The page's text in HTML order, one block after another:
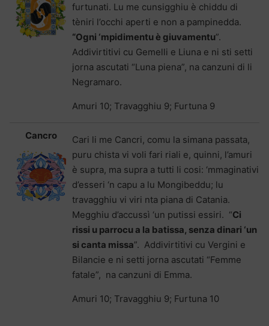
furtunati. Lu me cunsigghiu è chiddu di
tèniri l’occhi aperti e non a pampinedda.
“Ogni ‘mpidimentu è giuvamentu”.
Addivirtitivi cu Gemelli e Liuna e ni sti setti
jorna ascutati “Luna piena”, na canzuni di li
Negramaro.
Amuri 10; Travagghiu 9; Furtuna 9
Cancro
Cari li me Cancri, comu la simana passata,
puru chista vi voli fari riali e, quinni, l’amuri
è supra, ma supra a tutti li cosi: ‘mmaginativi
d’esseri ‘n capu a lu Mongibeddu; lu
travagghiu vi viri nta piana di Catania.
Megghiu d’accussì ‘un putissi essiri. “Ci
rissi u parrocu a la batissa, senza dinari ‘un
si canta missa”. Addivirtitivi cu Vergini e
Bilancie e ni setti jorna ascutati “Femme
fatale”, na canzuni di Emma.
Amuri 10; Travagghiu 9; Furtuna 10